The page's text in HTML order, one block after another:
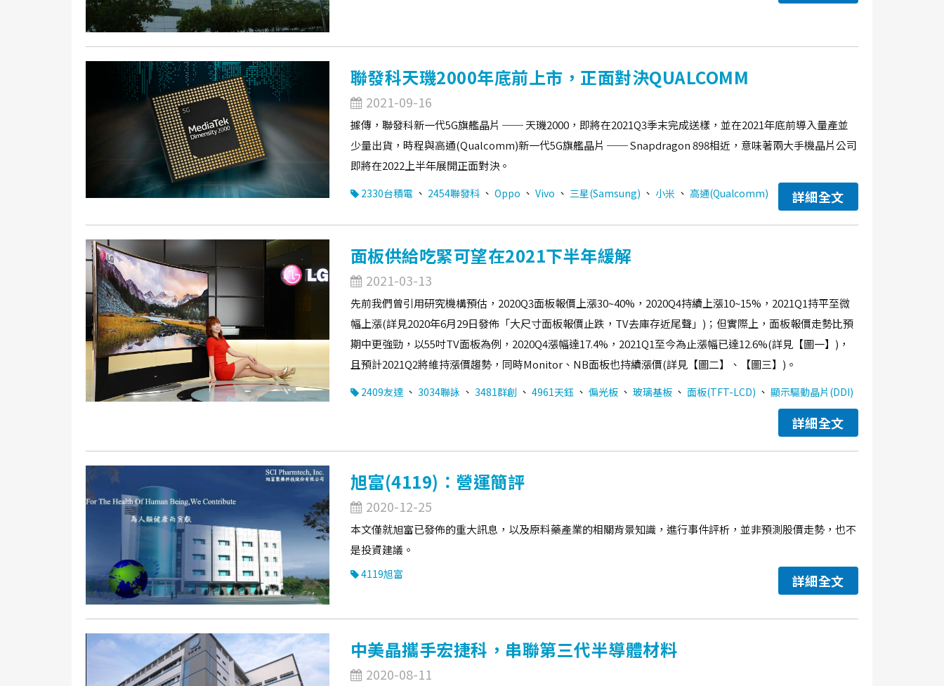
聯發科天璣2000年底前上市，正面對決QUALCOMM
2021-09-16
據傳，聯發科新一代5G旗艦晶片 ── 天璣2000，即將在2021Q3季末完成送樣，並在2021年底前導入量產並
少量出貨，時程與高通(Qualcomm)新一代5G旗艦晶片 ── Snapdragon 898相近，意味著兩大手機晶片公司
即將在2022上半年展開正面對決。
2330台積電 、 2454聯發科 、 Oppo 、 Vivo 、 三星(Samsung) 、 小米 、 高通(Qualcomm) 詳細全文
面板供給吃緊可望在2021下半年緩解
2021-03-13
先前我們曾引用研究機構預估，2020Q3面板報價上漲30~40%，2020Q4持續上漲10~15%，2021Q1持平至微
幅上漲(詳見2020年6月29日發佈「大尺寸面板報價止跌，TV去庫存近尾聲」)；但實際上，面板報價走勢比預
期中更強勁，以55吋TV面板為例，2020Q4漲幅達17.4%，2021Q1至今為止漲幅已達12.6%(詳見【圖一】)，
且預計2021Q2將維持漲價趨勢，同時Monitor、NB面板也持續漲價(詳見【圖二】、【圖三】)。
2409友達 、 3034聯詠 、 3481群創 、 4961天鈺 、 偏光板 、 玻璃基板 、 面板(TFT-LCD) 、 顯示驅動晶片(DDI)
詳細全文
旭富(4119)：營運簡評
2020-12-25
本文僅就旭富已發佈的重大訊息，以及原料藥產業的相關背景知識，進行事件評析，並非預測股價走勢，也不
是投資建議。
4119旭富 詳細全文
中美晶攜手宏捷科，串聯第三代半導體材料
2020-08-11